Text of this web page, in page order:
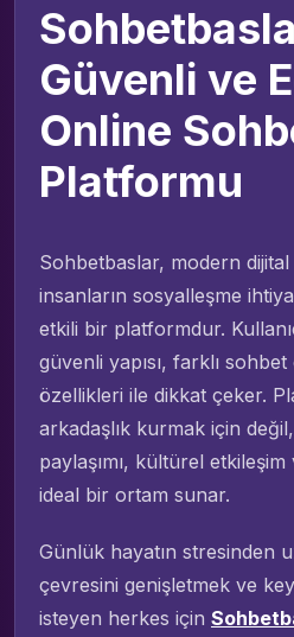
Güvenli ve
Online
Platformu
Sohbetbaslar, modern dijital
insanların sosyalleşme
etkili bir platformdur.
güvenli yapısı, farklı
özellikleri ile dikkat çeker.
arkadaşlık kurmak için
paylaşımı, kültürel
ideal bir ortam sunar.
Günlük hayatın stresinden
çevresini genişletmek ve
isteyen herkes için